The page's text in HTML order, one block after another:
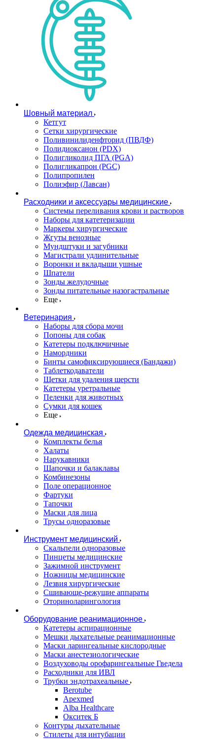
Шовный материал
Кетгут
Сетки хирургические
Поливинилиденфторид (ПВДФ)
Полидиоксанон (PDX)
Полигликолид ПГА (PGA)
Полигликапрон (PGC)
Полипропилен
Полиэфир (Лавсан)
Расходники и аксессуары медицинские
Системы переливания крови и растворов
Наборы для катетеризации
Маркеры хирургические
Жгуты венозные
Мундштуки и загубники
Магистрали удлинительные
Воронки и вкладыши ушные
Шпатели
Зонды желудочные
Зонды питательные назогастральные
Еще
Ветеринария
Наборы для сбора мочи
Попоны для собак
Катетеры подключичные
Намордники
Бинты самофиксирующиеся (Бандажи)
Таблеткодаватели
Щетки для удаления шерсти
Катетеры уретральные
Пеленки для животных
Сумки для кошек
Еще
Одежда медицинская
Комплекты белья
Халаты
Нарукавники
Шапочки и балаклавы
Комбинезоны
Поле операционное
Фартуки
Тапочки
Маски для лица
Трусы одноразовые
Инструмент медицинский
Скальпели одноразовые
Пинцеты медицинские
Зажимной инструмент
Ножницы медицинские
Лезвия хирургические
Сшивающе-режущие аппараты
Оториноларингология
Оборудование реанимационное
Катетеры аспирационные
Мешки дыхательные реанимационные
Маски ларингеальные кислородные
Маски анестезиологические
Воздуховоды орофарингеальные Гведела
Расходники для ИВЛ
Трубки эндотрахеальные
Berotube
Apexmed
Alba Healthcare
Окситек Б
Контуры дыхательные
Стилеты для интубации